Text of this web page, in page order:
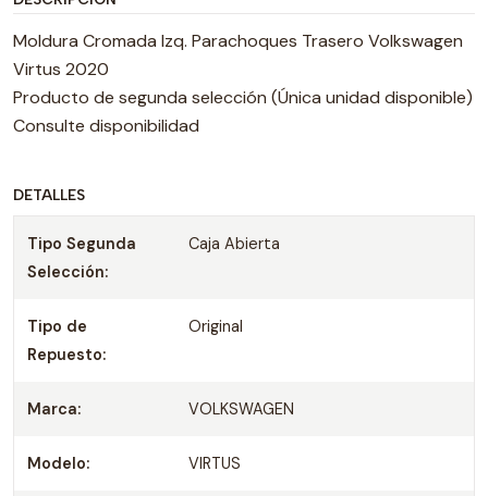
Moldura Cromada Izq. Parachoques Trasero Volkswagen
Virtus 2020
Producto de segunda selección (Única unidad disponible)
Consulte disponibilidad
DETALLES
Tipo Segunda
Selección:
Caja Abierta
Tipo de
Repuesto:
Original
Marca: VOLKSWAGEN
Modelo: VIRTUS